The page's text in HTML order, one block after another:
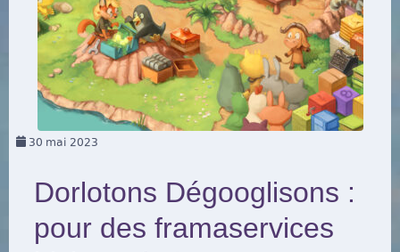
30 mai 2023
Dorlotons Dégooglisons :
pour des framaservices